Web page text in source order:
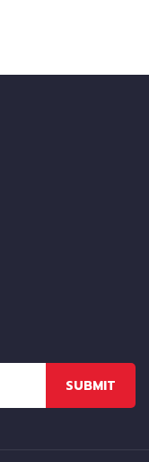
SUBMIT